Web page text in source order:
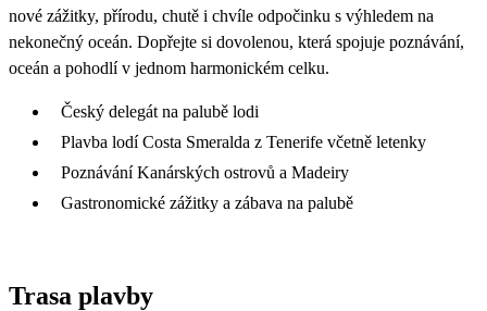
nové zážitky, přírodu, chutě i chvíle odpočinku s výhledem na
nekonečný oceán. Dopřejte si dovolenou, která spojuje poznávání,
oceán a pohodlí v jednom harmonickém celku.
Český delegát na palubě lodi
Plavba lodí Costa Smeralda z Tenerife včetně letenky
Poznávání Kanárských ostrovů a Madeiry
Gastronomické zážitky a zábava na palubě
Trasa plavby